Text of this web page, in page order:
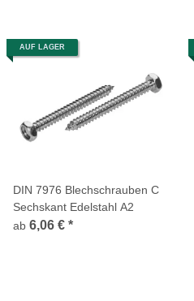
AUF LAGER
DIN 7976 Blechschrauben C
Sechskant Edelstahl A2
ab 6,06 € *